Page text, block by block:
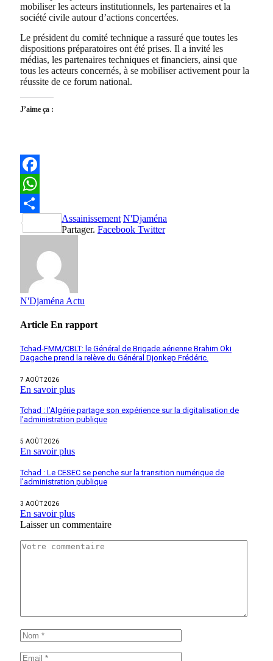
mobiliser les acteurs institutionnels, les partenaires et la
société civile autour d’actions concertées.
Le président du comité technique a rassuré que toutes les
dispositions préparatoires ont été prises. Il a invité les
médias, les partenaires techniques et financiers, ainsi que
tous les acteurs concernés, à se mobiliser activement pour la
réussite de ce forum national.
J’aime ça :
Facebook
WhatsApp
Partager
Assainissement N'Djaména
Partager. Facebook Twitter
N'Djaména Actu
Article En rapport
Tchad-FMM/CBLT: le Général de Brigade aérienne Brahim Oki
Dagache prend la relève du Général Djonkep Frédéric.
7 AOÛT 2026
En savoir plus
Tchad : l’Algérie partage son expérience sur la digitalisation de
l’administration publique
5 AOÛT 2026
En savoir plus
Tchad : Le CESEC se penche sur la transition numérique de
l’administration publique
3 AOÛT 2026
En savoir plus
Laisser un commentaire